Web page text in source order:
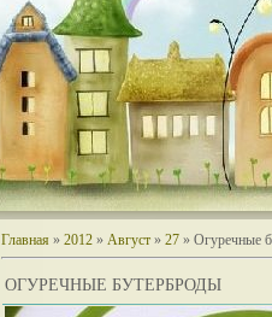
Главная » 2012 » Август » 27 » Огуречные
ОГУРЕЧНЫЕ БУТЕРБРОДЫ